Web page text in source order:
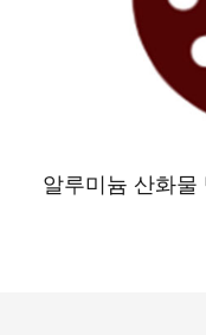
알루미늄 산화